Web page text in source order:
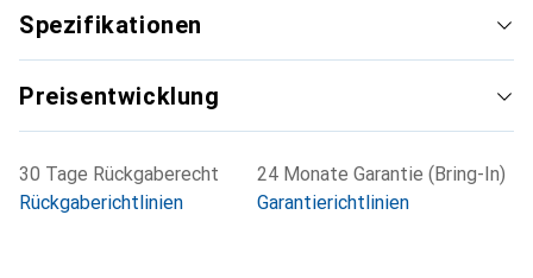
Lösung für Entwickler und Technikbegeisterte macht, die
die Leistung ihrer Boards maximieren möchten. Der Lüfter
Kühlung für ihre Projekte benötigen.
Spezifikationen
Preisentwicklung
30 Tage Rückgaberecht
Rückgaberichtlinien
24 Monate Garantie (Bring-In)
Garantierichtlinien